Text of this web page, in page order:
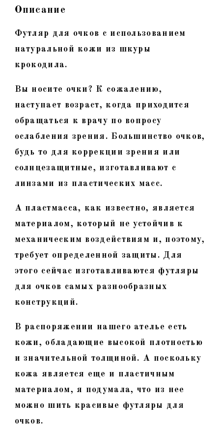
Описание
Футляр для очков с использованием
натуральной кожи из шкуры
крокодила.
Вы носите очки? К сожалению,
наступает возраст, когда приходится
обращаться к врачу по вопросу
ослабления зрения. Большинство очков,
будь то для коррекции зрения или
солнцезащитные, изготавливают с
линзами из пластических масс.
А пластмасса, как известно, является
материалом, который не устойчив к
механическим воздействиям и, поэтому,
требует определенной защиты. Для
этого сейчас изготавливаются футляры
для очков самых разнообразных
конструкций.
В распоряжении нашего ателье есть
кожи, обладающие высокой плотностью
и значительной толщиной. А поскольку
кожа является еще и пластичным
материалом, я подумала, что из нее
можно шить красивые футляры для
очков.